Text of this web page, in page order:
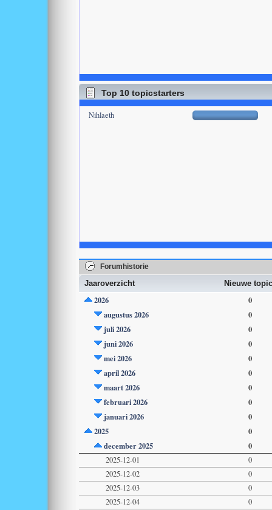
Top 10 topicstarters
Nihlaeth
Forumhistorie
Jaaroverzicht Nieuwe
2026
0
augustus 2026
0
juli 2026
0
juni 2026
0
mei 2026
0
april 2026
0
maart 2026
0
februari 2026
0
januari 2026
0
2025
0
december 2025
0
2025-12-01
0
2025-12-02
0
2025-12-03
0
2025-12-04
0